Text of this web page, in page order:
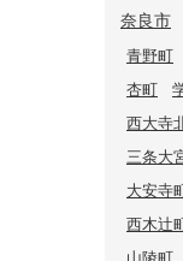
奈良市
青野町
杏町
西大寺
三条大
大安寺
西木辻